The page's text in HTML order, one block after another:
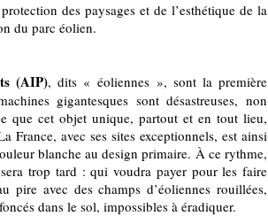
des paysages et de l’esthétique de la
du parc éolien.
(AIP), dits « éoliennes », sont la première
gigantesques sont désastreuses, non
que cet objet unique, partout et en tout lieu,
France, avec ses sites exceptionnels, est ainsi
blanche au design primaire. À ce rythme,
trop tard : qui voudra payer pour les faire
avec des champs d’éoliennes rouillées,
dans le sol, impossibles à éradiquer.